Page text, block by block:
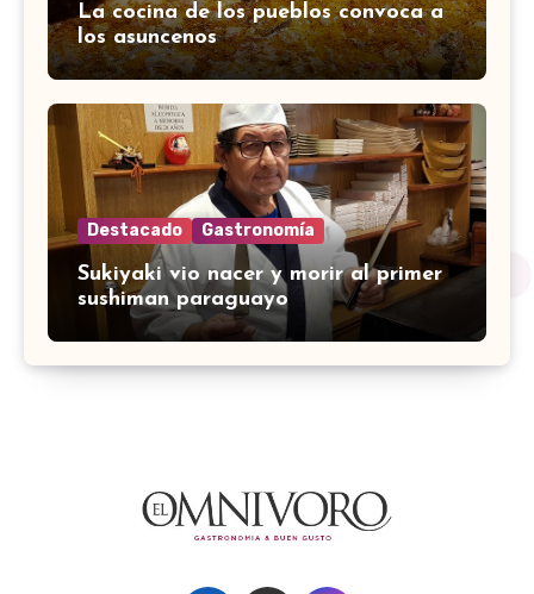
La cocina de los pueblos convoca a
los asuncenos
Destacado Gastronomía
Sukiyaki vio nacer y morir al primer
sushiman paraguayo